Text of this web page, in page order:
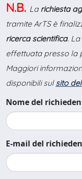
N.B. La richiesta
tramite ArTS è
ricerca scientifica. La
effettuata presso la
Maggiori
disponibili sul sito
Nome del
E-mail del